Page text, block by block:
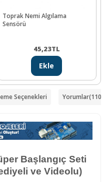
Toprak Nemi Algılama
Sensörü
45,23TL
Ekle
Seçenekleri Yorumlar(110)
Başlangıç Seti
ve Videolu)